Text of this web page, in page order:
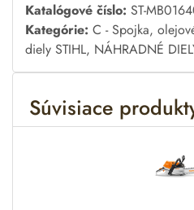
A
l
t
e
n
a
Katalógové číslo: ST-
Kategórie: C - Spojka,
diely STIHL, NÁHRADNÉ
Súvisiace